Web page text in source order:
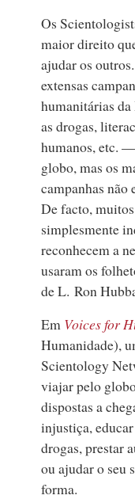
Os
maior direito
ajudar os
extensas
humanitárias
as drogas,
humanos, etc.
globo, mas os
campanhas
De facto,
simplesmente
reconhecem a
usaram os
de L. Ron
Em Voices for
Humanidade),
Scientology
viajar pelo
dispostas a
injustiça,
drogas, prestar
ou ajudar o seu
forma.